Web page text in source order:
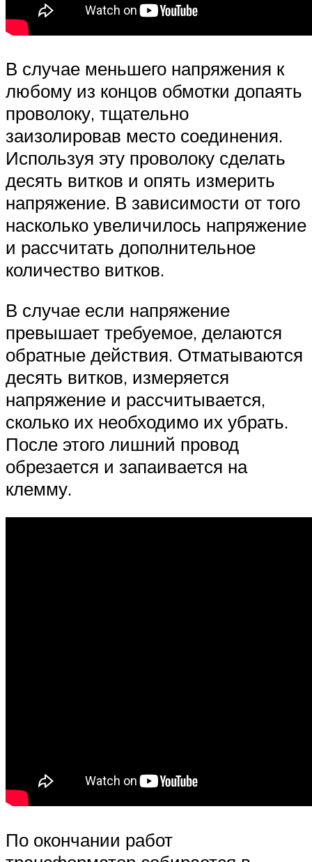
В случае меньшего напряжения к
любому из концов обмотки допаять
проволоку, тщательно
заизолировав место соединения.
Используя эту проволоку сделать
десять витков и опять измерить
напряжение. В зависимости от того
насколько увеличилось напряжение
и рассчитать дополнительное
количество витков.
В случае если напряжение
превышает требуемое, делаются
обратные действия. Отматываются
десять витков, измеряется
напряжение и рассчитывается,
сколько их необходимо их убрать.
После этого лишний провод
обрезается и запаивается на
клемму.
По окончании работ